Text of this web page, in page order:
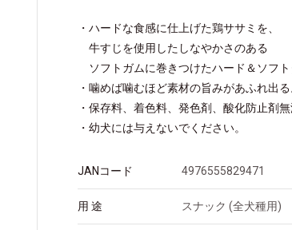
・ハードな食感に仕上げた鶏ササミを、
牛すじを使用したしなやかさのある
ソフトガムに巻きつけたハード＆ソフ
・噛めば噛むほど素材の旨みがあふれ出る
・保存料、着色料、発色剤、酸化防止剤無
・幼犬には与えないでください。
JANコード 4976555829471
用 途 スナック (全犬種用)